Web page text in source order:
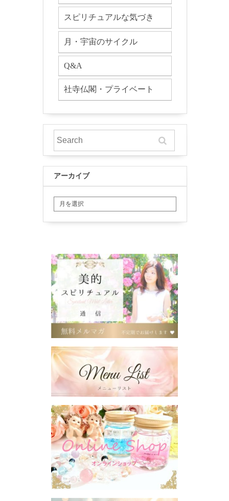
スピリチュアルな気づき
月・宇宙のサイクル
Q&A
社寺仏閣・プライベート
アーカイブ